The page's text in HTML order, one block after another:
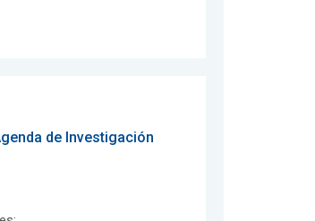
de Investigación